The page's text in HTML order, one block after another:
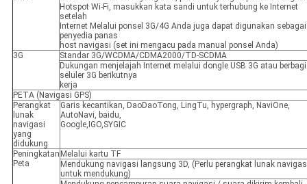
Hotspot Wi-Fi, masukkan kata sandi untuk terhubung ke Internet
setelah
Internet Melalui ponsel 3G/4G Anda juga dapat digunakan sebagai
penyedia panas
host navigasi (set ini mengacu pada manual ponsel Anda)
3G
Standar 3G/WCDMA/CDMA2000/TD-SCDMA
Dukungan menjelajah Internet melalui dongle USB 3G atau berbagi
seluler 3G berikutnya
kerja
PETA (Navigasi GPS)
Perangkat
lunak
navigasi
yang
didukung
Garis kecantikan, DaoDaoTong, LingTu, hypergraph, NaviOne,
AutoNavi, baidu,
Google,IGO,SYGIC
Peningkatan
Peta
Melalui kartu TF
Mendukung navigasi langsung 3D, (Perlu perangkat lunak
untuk mendukung)